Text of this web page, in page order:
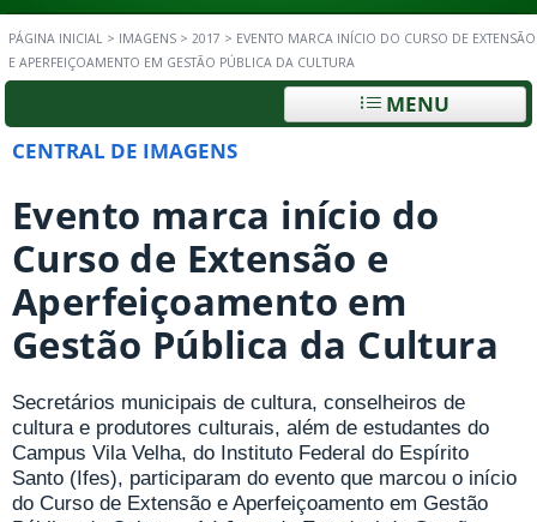
PÁGINA INICIAL > IMAGENS > 2017 > EVENTO MARCA INÍCIO DO CURSO DE EXTENSÃO
E APERFEIÇOAMENTO EM GESTÃO PÚBLICA DA CULTURA
MENU
CENTRAL DE IMAGENS
Evento marca início do
Curso de Extensão e
Aperfeiçoamento em
Gestão Pública da Cultura
Secretários municipais de cultura, conselheiros de
cultura e produtores culturais, além de estudantes do
Campus Vila Velha, do Instituto Federal do Espírito
Santo (Ifes), participaram do evento que marcou o início
do Curso de Extensão e Aperfeiçoamento em Gestão